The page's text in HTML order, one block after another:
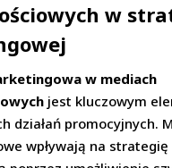
w
w mediach
jest kluczowym
działań promocyjnych.
wpływają na strategię